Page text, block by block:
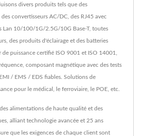
divers produits tels que des
convertisseurs AC/DC, des RJ45 avec
Lan 10/100/1G/2.5G/10G Base-T, toutes
des produits d'éclairage et des batteries
de puissance certifié ISO 9001 et ISO 14001,
composant magnétique avec des tests
/ EMS / EDS fiables. Solutions de
pour le médical, le ferroviaire, le POE, etc.
alimentations de haute qualité et des
alliant technologie avancée et 25 ans
que les exigences de chaque client sont